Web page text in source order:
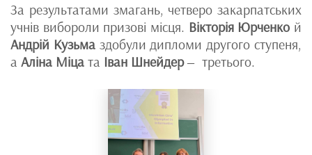
За результатами змагань, четверо закарпатських
учнів вибороли призові місця. Вікторія Юрченко й
Андрій Кузьмаздобули дипломи другого ступеня,
а Аліна Міца та Іван Шнейдер‒ третього.